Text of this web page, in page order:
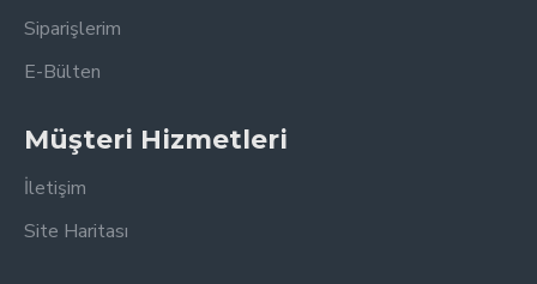
Siparişlerim
E-Bülten
Müşteri Hizmetleri
İletişim
Site Haritası